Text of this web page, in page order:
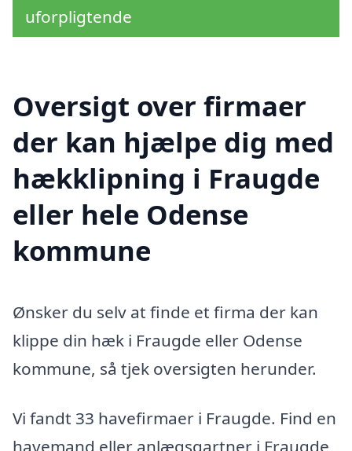
uforpligtende
Oversigt over firmaer
der kan hjælpe dig med
hækklipning i Fraugde
eller hele Odense
kommune
Ønsker du selv at finde et firma der kan
klippe din hæk i Fraugde eller Odense
kommune, så tjek oversigten herunder.
Vi fandt 33 havefirmaer i Fraugde. Find en
havemand eller anlægsgartner i Fraugde